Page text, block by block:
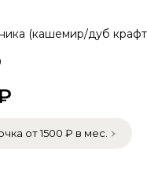
(кашемир/дуб крафт
от 1500 ₽ в мес.